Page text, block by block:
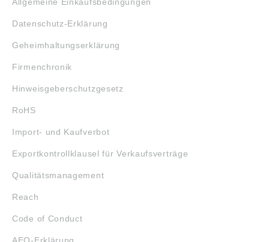
Datenschutz-Erklärung
Geheimhaltungserklärung
Firmenchronik
Hinweisgeberschutzgesetz
RoHS
Import- und Kaufverbot
Exportkontrollklausel für Verkaufsverträge
Qualitätsmanagement
Reach
Code of Conduct